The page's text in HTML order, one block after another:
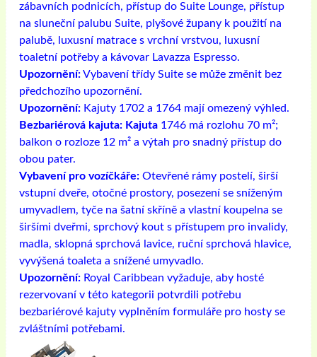
zábavních podnicích, přístup do Suite Lounge, přístup
na sluneční palubu Suite, plyšové župany k použití na
palubě, luxusní matrace s vrchní vrstvou, luxusní
toaletní potřeby a kávovar Lavazza Espresso.
Upozornění:Vybavení třídy Suite se může změnit bez
předchozího upozornění.
Upozornění: Kajuty 1702 a 1764 mají omezený výhled.
Bezbariérová kajuta: Kajuta 1746 má rozlohu 70 m²;
balkon o rozloze 12 m² a výtah pro snadný přístup do
obou pater.
Vybavení pro vozíčkáře: Otevřené rámy postelí, širší
vstupní dveře, otočné prostory, posezení se sníženým
umyvadlem, tyče na šatní skříně a vlastní koupelna se
širšími dveřmi, sprchový kout s přístupem pro invalidy,
madla, sklopná sprchová lavice, ruční sprchová hlavice,
vyvýšená toaleta a snížené umyvadlo.
Upozornění: Royal Caribbean vyžaduje, aby hosté
rezervovaní v této kategorii potvrdili potřebu
bezbariérové ​​kajuty vyplněním formuláře pro hosty se
zvláštními potřebami.